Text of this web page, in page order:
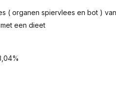
( organen spiervlees en bot )
een dieet